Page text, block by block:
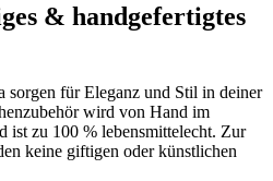
& handgefertigtes
sorgen für Eleganz und Stil in deiner
wird von Hand im
ist zu 100 % lebensmittelecht. Zur
keine giftigen oder künstlichen